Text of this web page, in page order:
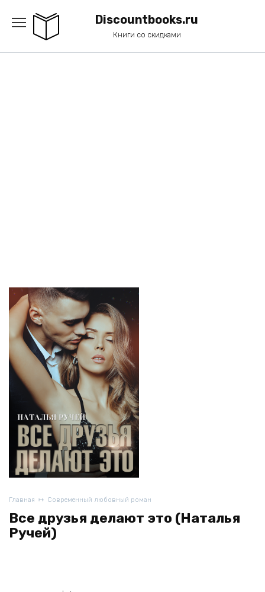
содержанию
Discountbooks.ru
Книги со скидками
Главная Современный любовный роман
Все друзья делают это (Наталья
Ручей)